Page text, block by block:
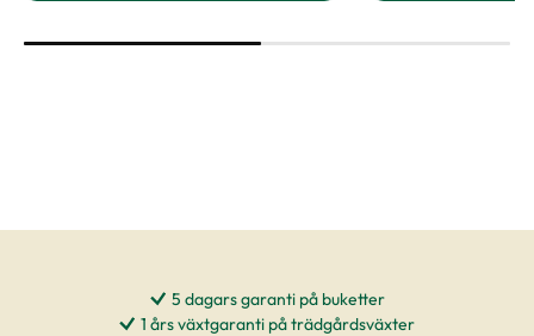
5 dagars garanti på buketter
1 års växtgaranti på trädgårdsväxter